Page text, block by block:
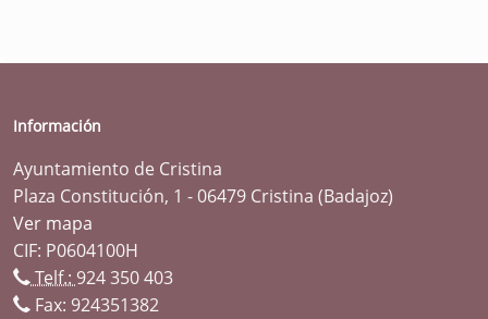
Información
Ayuntamiento de Cristina
Plaza Constitución, 1 - 06479 Cristina (Badajoz)
Ver mapa
CIF: P0604100H
Telf.: 924 350 403
Fax: 924351382